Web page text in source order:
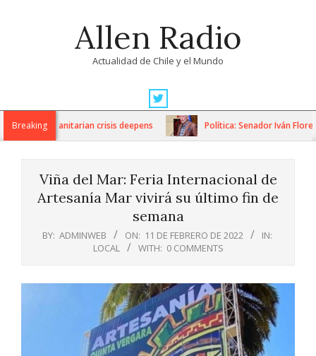
Allen Radio
Actualidad de Chile y el Mundo
Navigation
MenuBreaking
as humanitarian crisis deepens Política: Senador Iván Flores
Viña del Mar: Feria Internacional de
Artesanía Mar vivirá su último fin de
semana
BY: ADMINWEB ON: 11 DE FEBRERO DE 2022
IN:
LOCAL
WITH: 0 COMMENTS